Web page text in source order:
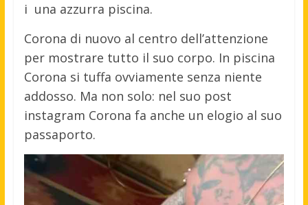
i una azzurra piscina.
Corona di nuovo al centro dell’attenzione
per mostrare tutto il suo corpo. In piscina
Corona si tuffa ovviamente senza niente
addosso. Ma non solo: nel suo post
instagram Corona fa anche un elogio al suo
passaporto.